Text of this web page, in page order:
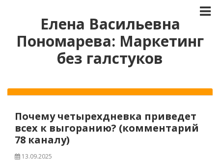
Елена Васильевна
Пономарева: Маркетинг
без галстуков
Почему четырехдневка приведет
всех к выгоранию? (комментарий
78 каналу)
13.09.2025